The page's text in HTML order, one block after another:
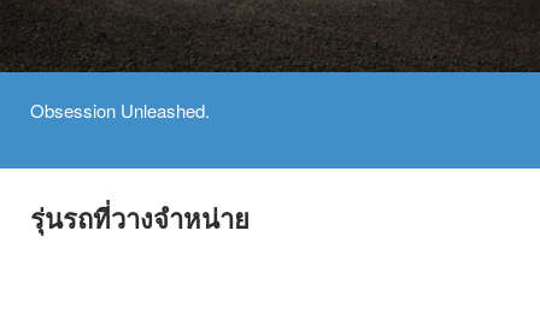
Obsession Unleashed.
รุ่นรถที่วางจำหน่าย